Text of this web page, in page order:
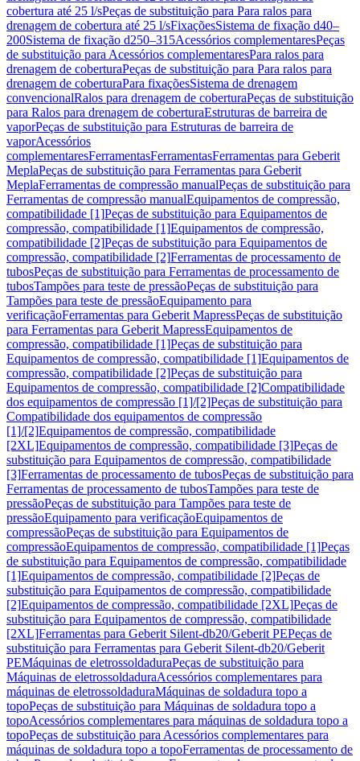
cobertura até 25 l/sPeças de substituição para Para ralos para
drenagem de cobertura até 25 l/sFixaçõesSistema de fixação d40–
200Sistema de fixação d250–315Acessórios complementaresPeças
de substituição para Acessórios complementaresPara ralos para
drenagem de coberturaPeças de substituição para Para ralos para
drenagem de coberturaPara fixaçõesSistema de drenagem
convencionalRalos para drenagem de coberturaPeças de substituição
para Ralos para drenagem de coberturaEstruturas de barreira de
vaporPeças de substituição para Estruturas de barreira de
vaporAcessórios
complementaresFerramentasFerramentasFerramentas para Geberit
MeplaPeças de substituição para Ferramentas para Geberit
MeplaFerramentas de compressão manualPeças de substituição para
Ferramentas de compressão manualEquipamentos de compressão,
compatibilidade [1]Peças de substituição para Equipamentos de
compressão, compatibilidade [1]Equipamentos de compressão,
compatibilidade [2]Peças de substituição para Equipamentos de
compressão, compatibilidade [2]Ferramentas de processamento de
tubosPeças de substituição para Ferramentas de processamento de
tubosTampões para teste de pressãoPeças de substituição para
Tampões para teste de pressãoEquipamento para
verificaçãoFerramentas para Geberit MapressPeças de substituição
para Ferramentas para Geberit MapressEquipamentos de
compressão, compatibilidade [1]Peças de substituição para
Equipamentos de compressão, compatibilidade [1]Equipamentos de
compressão, compatibilidade [2]Peças de substituição para
Equipamentos de compressão, compatibilidade [2]Compatibilidade
dos equipamentos de compressão [1]/[2]Peças de substituição para
Compatibilidade dos equipamentos de compressão
[1]/[2]Equipamentos de compressão, compatibilidade
[2XL]Equipamentos de compressão, compatibilidade [3]Peças de
substituição para Equipamentos de compressão, compatibilidade
[3]Ferramentas de processamento de tubosPeças de substituição para
Ferramentas de processamento de tubosTampões para teste de
pressãoPeças de substituição para Tampões para teste de
pressãoEquipamento para verificaçãoEquipamentos de
compressãoPeças de substituição para Equipamentos de
compressãoEquipamentos de compressão, compatibilidade [1]Peças
de substituição para Equipamentos de compressão, compatibilidade
[1]Equipamentos de compressão, compatibilidade [2]Peças de
substituição para Equipamentos de compressão, compatibilidade
[2]Equipamentos de compressão, compatibilidade [2XL]Peças de
substituição para Equipamentos de compressão, compatibilidade
[2XL]Ferramentas para Geberit Silent-db20/Geberit PEPeças de
substituição para Ferramentas para Geberit Silent-db20/Geberit
PEMáquinas de eletrossoldaduraPeças de substituição para
Máquinas de eletrossoldaduraAcessórios complementares para
máquinas de eletrossoldaduraMáquinas de soldadura topo a
topoPeças de substituição para Máquinas de soldadura topo a
topoAcessórios complementares para máquinas de soldadura topo a
topoPeças de substituição para Acessórios complementares para
máquinas de soldadura topo a topoFerramentas de processamento de